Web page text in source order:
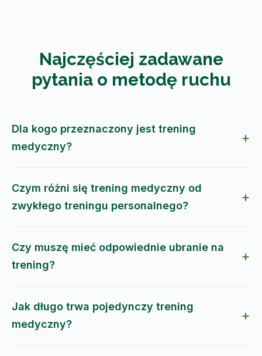
Najczęściej zadawane
pytania o metodę ruchu
Dla kogo przeznaczony jest trening
medyczny?
Czym różni się trening medyczny od
zwykłego treningu personalnego?
Czy muszę mieć odpowiednie ubranie na
trening?
Jak długo trwa pojedynczy trening
medyczny?